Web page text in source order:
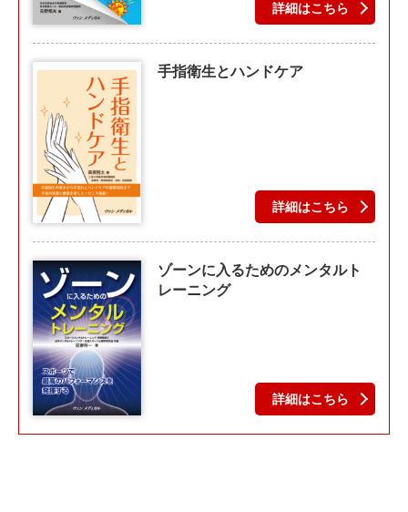
詳細はこちら
手指衛生とハンドケア
詳細はこちら
ゾーンに入るためのメンタルト
レーニング
詳細はこちら